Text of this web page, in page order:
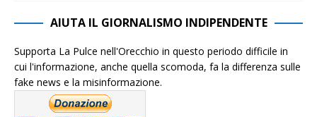
AIUTA IL GIORNALISMO INDIPENDENTE
Supporta La Pulce nell'Orecchio in questo periodo difficile in
cui l'informazione, anche quella scomoda, fa la differenza sulle
fake news e la misinformazione.